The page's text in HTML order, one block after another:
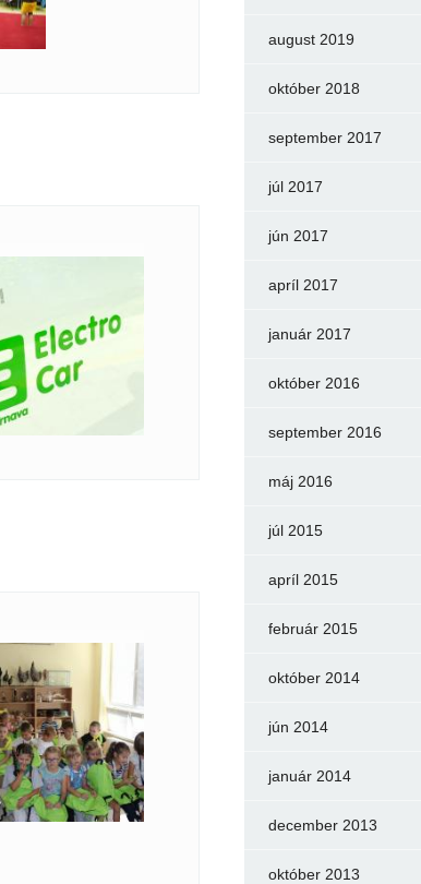
august 2019
október 2018
september 2017
júl 2017
jún 2017
apríl 2017
január 2017
október 2016
september 2016
máj 2016
júl 2015
apríl 2015
február 2015
október 2014
jún 2014
január 2014
december 2013
október 2013